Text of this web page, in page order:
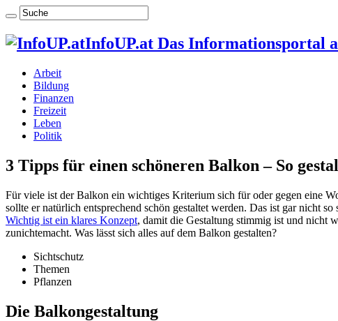
InfoUP.at Das Informationsportal
Arbeit
Bildung
Finanzen
Freizeit
Leben
Politik
3 Tipps für einen schöneren Balkon – So
Für viele ist der Balkon ein wichtiges Kriterium sich für oder gegen eine
sollte er natürlich entsprechend schön gestaltet werden. Das ist gar nicht
Wichtig ist ein klares Konzept, damit die Gestaltung stimmig ist und nicht
zunichtemacht. Was lässt sich alles auf dem Balkon gestalten?
Sichtschutz
Themen
Pflanzen
Die Balkongestaltung